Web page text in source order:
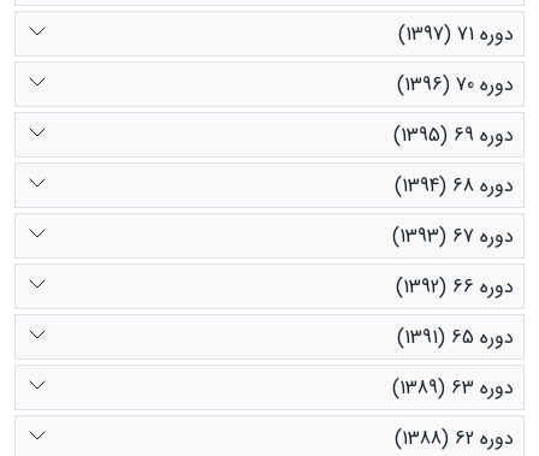
دوره 71 (1397)
دوره 70 (1396)
دوره 69 (1395)
دوره 68 (1394)
دوره 67 (1393)
دوره 66 (1392)
دوره 65 (1391)
دوره 63 (1389)
دوره 62 (1388)